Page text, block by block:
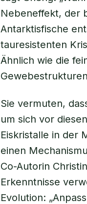
Nebeneffekt, der
Antarktisfische
tauresistenten
Ähnlich wie die
Sie vermuten,
um sich vor
Eiskristalle in der
einen
Co-Autorin
Erkenntnisse
Evolution: